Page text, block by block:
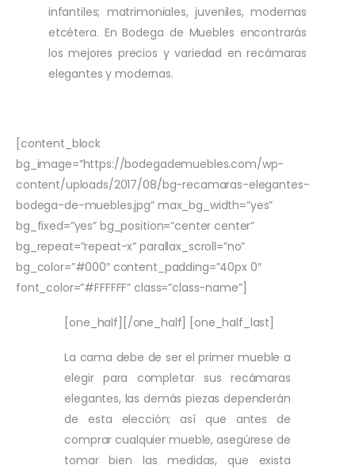
infantiles; matrimoniales, juveniles, modernas
etcétera. En Bodega de Muebles encontrarás
los mejores precios y variedad en recámaras
elegantes y modernas.
[content_block
bg_image=”https://bodegademuebles.com/wp-
content/uploads/2017/08/bg-recamaras-elegantes-
bodega-de-muebles.jpg” max_bg_width=”yes”
bg_fixed=”yes” bg_position=”center center”
bg_repeat=”repeat-x” parallax_scroll=”no”
bg_color=”#000″ content_padding=”40px 0″
font_color=”#FFFFFF” class=”class-name”]
[one_half][/one_half] [one_half_last]
La cama debe de ser el primer mueble a
elegir para completar sus recámaras
elegantes, las demás piezas dependerán
de esta elección; así que antes de
comprar cualquier mueble, asegúrese de
tomar bien las medidas, que exista